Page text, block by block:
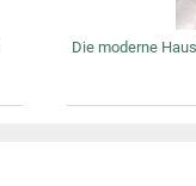
Die moderne